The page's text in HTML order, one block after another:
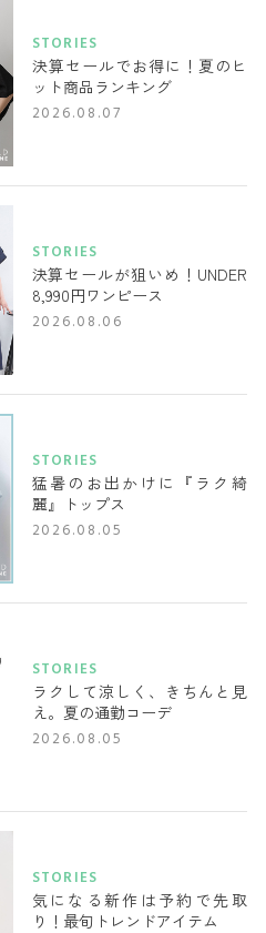
STORIES
決算セールでお得に！夏のヒ
ット商品ランキング
2026.08.07
STORIES
決算セールが狙いめ！UNDER
8,990円ワンピース
2026.08.06
STORIES
猛暑のお出かけに『ラク綺
麗』トップス
2026.08.05
STORIES
ラクして涼しく、きちんと見
え。夏の通勤コーデ
2026.08.05
STORIES
気になる新作は予約で先取
り！最旬トレンドアイテム